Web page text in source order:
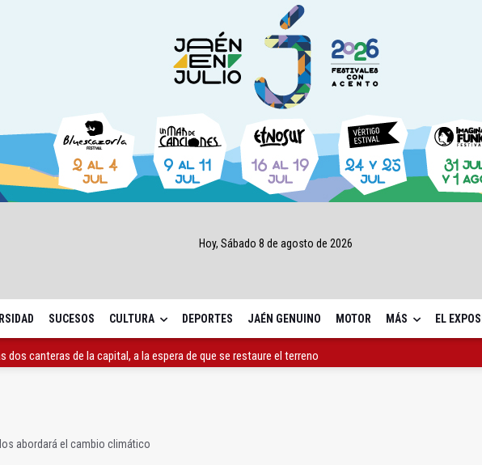
Hoy, Sábado 8 de agosto de 2026
SUCESOS CULTURA DEPORTES JAÉN GENUINO MOTOR MÁS EL
dos canteras de la capital, a la espera de que se restaure el terreno
abordará el cambio climático